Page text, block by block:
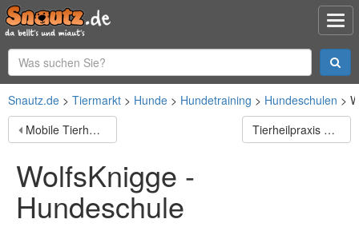
Snautz.de Tiermarkt Hunde Hundetraining Hundeschulen
Mobile Tierheilpraktikerin Naturheilkunde Pferd, Hund, Kleintiere
Tierheilpraxis Sonja Scheffold
WolfsKnigge -
Hundeschule